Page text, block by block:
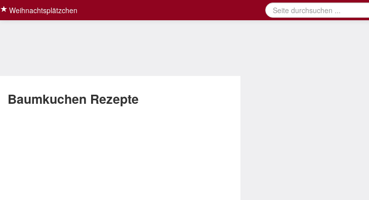
Weihnachtsplätzchen
Baumkuchen Rezepte